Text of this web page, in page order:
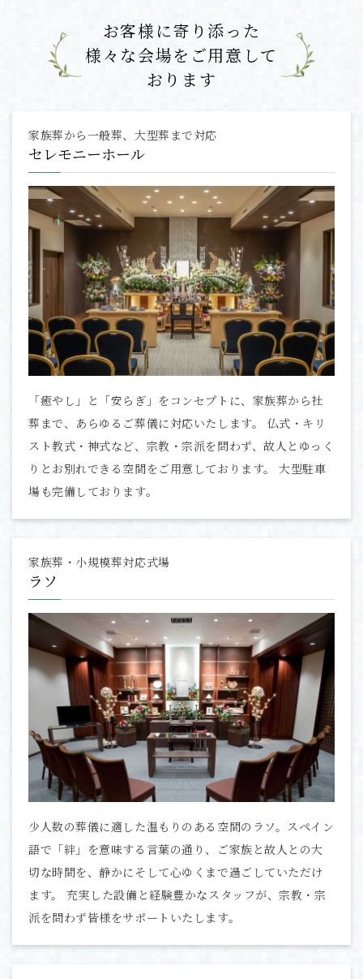
お客様に寄り添った
様々な会場をご用意して
おります
家族葬から一般葬、大型葬まで対応
セレモニーホール
「癒やし」と「安らぎ」をコンセプトに、家族葬から社
葬まで、あらゆるご葬儀に対応いたします。 仏式・キリ
スト教式・神式など、宗教・宗派を問わず、故人とゆっく
りとお別れできる空間をご用意しております。 大型駐車
場も完備しております。
家族葬・小規模葬対応式場
ラソ
少人数の葬儀に適した温もりのある空間のラソ。スペイン
語で「絆」を意味する言葉の通り、ご家族と故人との大
切な時間を、静かにそして心ゆくまで過ごしていただけ
ます。 充実した設備と経験豊かなスタッフが、宗教・宗
派を問わず皆様をサポートいたします。